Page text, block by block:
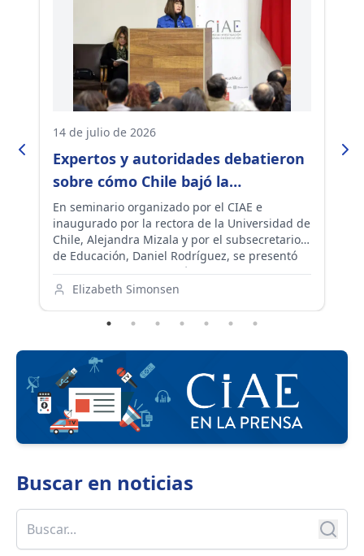
14 de julio de 2026
Expertos y autoridades debatieron
sobre cómo Chile bajó la
segregación escolar y las
modificaciones al SAE
En seminario organizado por el CIAE e
inaugurado por la rectora de la Universidad de
Chile, Alejandra Mizala y por el subsecretario
de Educación, Daniel Rodríguez, se presentó
estudio que asocia la inédita baja en la
segregación con las políticas de integración,
SAE que se discuten en el Congreso fueron
Elizabeth Simonsen
Buscar en noticias